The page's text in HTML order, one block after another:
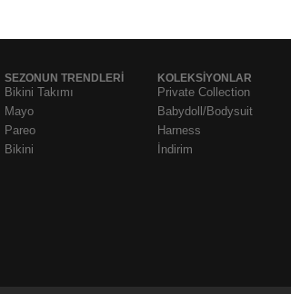
SEZONUN TRENDLERI
Bikini Takımı
Mayo
Pareo
Bikini
KOLEKSIYONLAR
Private Collection
Babydoll/Bodysuit
Harness
İndirim